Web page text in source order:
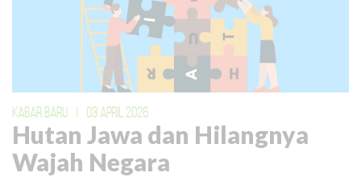
KABAR BARU 03 APRIL 2026
Hutan Jawa dan Hilangnya
Wajah Negara